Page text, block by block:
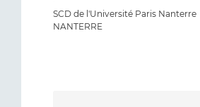
SCD de l'Université Paris Nanterre
NANTERRE